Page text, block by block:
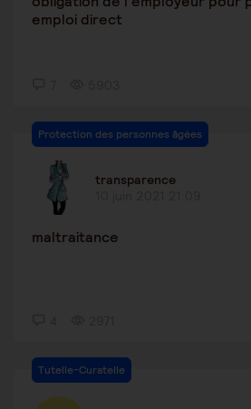
emploi direct
Protection des personnes âgées
transparence
maltraitance
Tutelle-Curatelle